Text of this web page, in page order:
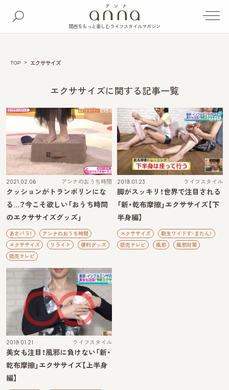
関西をもっと楽しむライフスタイルマガジン
TOP エクササイズ
エクササイズに関する記事一覧
2021.02.06 アンナのおうち時間
クッションがトランポリンにな
る…？今こそ欲しい「おうち時間
のエクササイズグッズ」
あさパラ！
アンナのおうち時間
エクササイズ
リライト
便利グッズ
読売テレビ
2019.01.23 ライフスタイル
脚がスッキリ！世界で注目される
「新・乾布摩擦」エクササイズ【下
半身編】
エクササイズ
朝生ワイドす・またん！
読売テレビ
風邪 風邪対策
2019.01.21 ライフスタイル
美女も注目！風邪に負けない「新・
乾布摩擦」エクササイズ【上半身
編】